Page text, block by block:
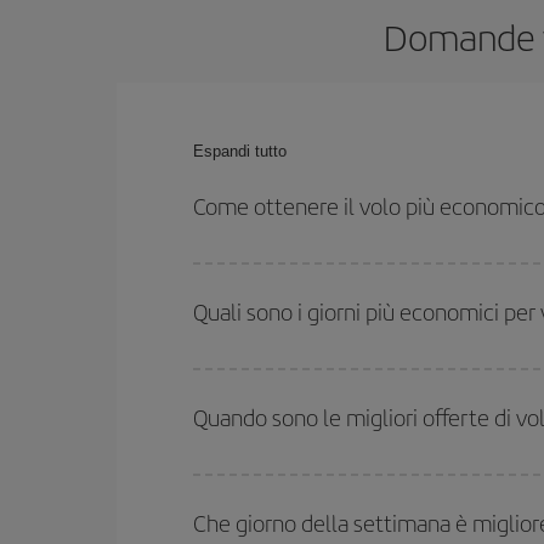
Espandi tutto
Come ottenere il volo più
ritorno. Inoltre, se non hai deciso una
Quali sono i giorni più economici per
date hai in mente di viaggiare. Ti mostreremo i
l'offerta migliore. Inoltre, cerca tra le diverse
Quando sono le migliori offerte di
alta stagione. Inoltre, soprattutto se stai
Che giorno della settimana è